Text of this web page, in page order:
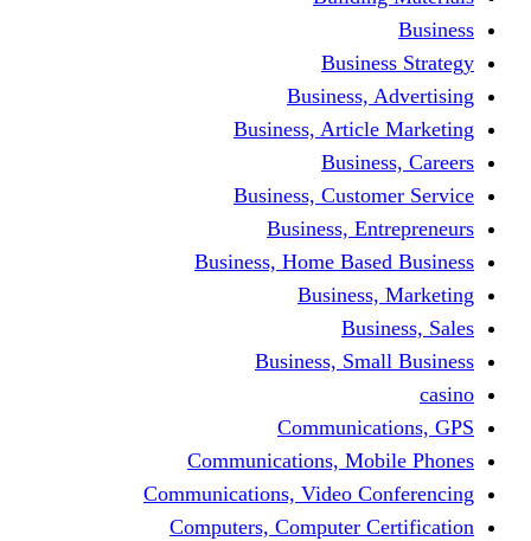
Business,
Business,
Business,
Business,
Business, Home
Business,
Communications,
Communications, Video
Computers, Computer